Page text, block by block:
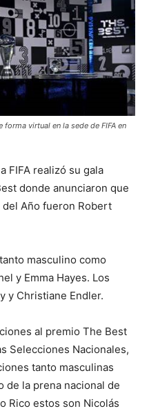
forma virtual en la sede de FIFA en
FIFA realizó su gala
donde anunciaron que
Año fueron Robert
masculino como
y Emma Hayes. Los
y Christiane Endler.
al premio The Best
Selecciones Nacionales,
tanto masculinas
de la prena nacional de
Rico estos son Nicolás